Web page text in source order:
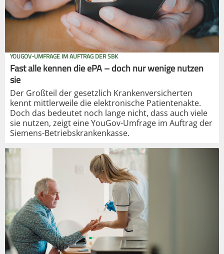
YOUGOV-UMFRAGE IM AUFTRAG DER SBK
Fast alle kennen die ePA – doch nur wenige nutzen
sie
Der Großteil der gesetzlich Krankenversicherten
kennt mittlerweile die elektronische Patientenakte.
Doch das bedeutet noch lange nicht, dass auch viele
sie nutzen, zeigt eine YouGov-Umfrage im Auftrag der
Siemens-Betriebskrankenkasse.